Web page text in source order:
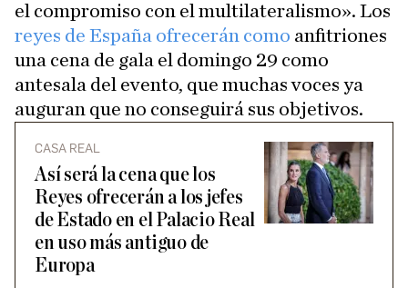
el compromiso con el multilateralismo». Los
reyes de España ofrecerán como anfitriones
una cena de gala el domingo 29 como
antesala del evento, que muchas voces ya
auguran que no conseguirá sus objetivos.
CASA REAL
Así será la cena que los
Reyes ofrecerán a los jefes
de Estado en el Palacio Real
en uso más antiguo de
Europa